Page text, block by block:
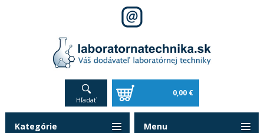
Hľadať
0,00 €
Kategórie Menu